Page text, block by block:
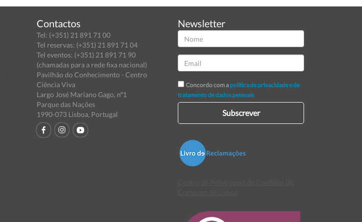
Contactos
Tel: (+351) 21 891 71 00
Tel reservas: (+351) 21 891 71 04
Tel eventos: (+351) 21 891 71 90
(chamadas para a rede fixa nacional)
Pavilhão do Conhecimento - Centro
Ciência Viva
Largo José Mariano Gago, nº1
Parque das Nações
1990-073 Lisboa, Portugal
Newsletter
Concordo com a política de privacidade e de
tratamento de dados pessoais
Subscrever